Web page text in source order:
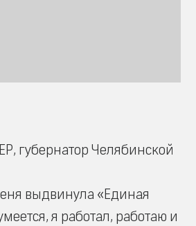
губернатор Челябинской
выдвинула «Единая
я работал, работаю и